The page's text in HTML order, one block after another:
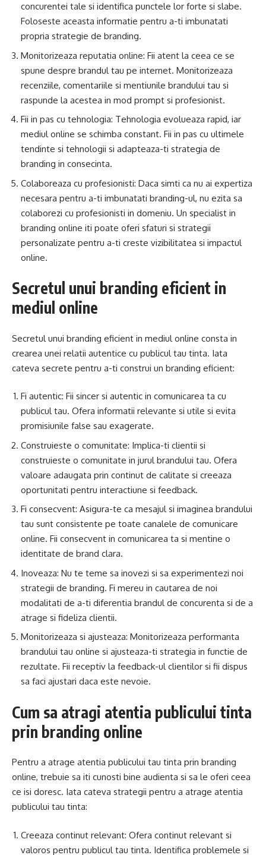
concurentei tale si identifica punctele lor forte si slabe.
Foloseste aceasta informatie pentru a-ti imbunatati
propria strategie de branding.
Monitorizeaza reputatia online: Fii atent la ceea ce se
spune despre brandul tau pe internet. Monitorizeaza
recenziile, comentariile si mentiunile brandului tau si
raspunde la acestea in mod prompt si profesionist.
Fii in pas cu tehnologia: Tehnologia evolueaza rapid, iar
mediul online se schimba constant. Fii in pas cu ultimele
tendinte si tehnologii si adapteaza-ti strategia de
branding in consecinta.
Colaboreaza cu profesionisti: Daca simti ca nu ai expertiza
necesara pentru a-ti imbunatati branding-ul, nu ezita sa
colaborezi cu profesionisti in domeniu. Un specialist in
branding online iti poate oferi sfaturi si strategii
personalizate pentru a-ti creste vizibilitatea si impactul
online.
Secretul unui branding eficient in
mediul online
Secretul unui branding eficient in mediul online consta in
crearea unei relatii autentice cu publicul tau tinta. Iata
cateva secrete pentru a-ti construi un branding eficient:
Fi autentic: Fii sincer si autentic in comunicarea ta cu
publicul tau. Ofera informatii relevante si utile si evita
promisiunile false sau exagerate.
Construieste o comunitate: Implica-ti clientii si
construieste o comunitate in jurul brandului tau. Ofera
valoare adaugata prin continut de calitate si creeaza
oportunitati pentru interactiune si feedback.
Fi consecvent: Asigura-te ca mesajul si imaginea brandului
tau sunt consistente pe toate canalele de comunicare
online. Fii consecvent in comunicarea ta si mentine o
identitate de brand clara.
Inoveaza: Nu te teme sa inovezi si sa experimentezi noi
strategii de branding. Fi mereu in cautarea de noi
modalitati de a-ti diferentia brandul de concurenta si de a
atrage si fideliza clientii.
Monitorizeaza si ajusteaza: Monitorizeaza performanta
brandului tau online si ajusteaza-ti strategia in functie de
rezultate. Fii receptiv la feedback-ul clientilor si fii dispus
sa faci ajustari daca este nevoie.
Cum sa atragi atentia publicului tinta
prin branding online
Pentru a atrage atentia publicului tau tinta prin branding
online, trebuie sa iti cunosti bine audienta si sa le oferi ceea
ce isi doresc. Iata cateva strategii pentru a atrage atentia
publicului tau tinta:
Creeaza continut relevant: Ofera continut relevant si
valoros pentru publicul tau tinta. Identifica problemele si